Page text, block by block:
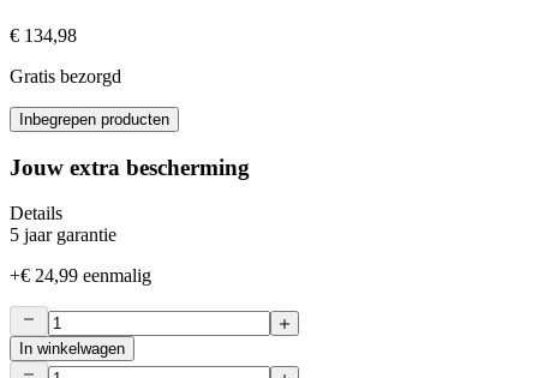
€ 134,98
Gratis bezorgd
Inbegrepen producten
Jouw extra bescherming
Details
5 jaar garantie
+€ 24,99 eenmalig
In winkelwagen